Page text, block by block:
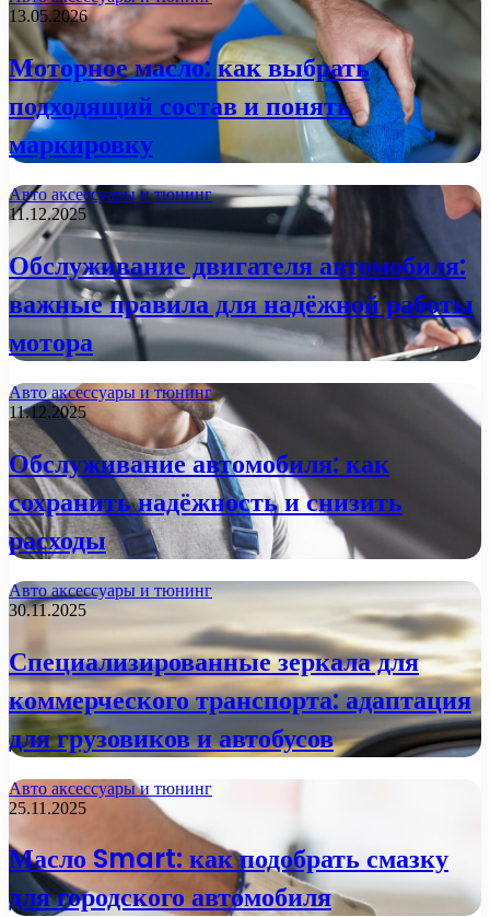
13.05.2026
Моторное масло: как выбрать
подходящий состав и понять
маркировку
Авто аксессуары и тюнинг
11.12.2025
Обслуживание двигателя автомобиля:
важные правила для надёжной работы
мотора
Авто аксессуары и тюнинг
11.12.2025
Обслуживание автомобиля: как
сохранить надёжность и снизить
расходы
Авто аксессуары и тюнинг
30.11.2025
Специализированные зеркала для
коммерческого транспорта: адаптация
для грузовиков и автобусов
Авто аксессуары и тюнинг
25.11.2025
Масло Smart: как подобрать смазку
для городского автомобиля